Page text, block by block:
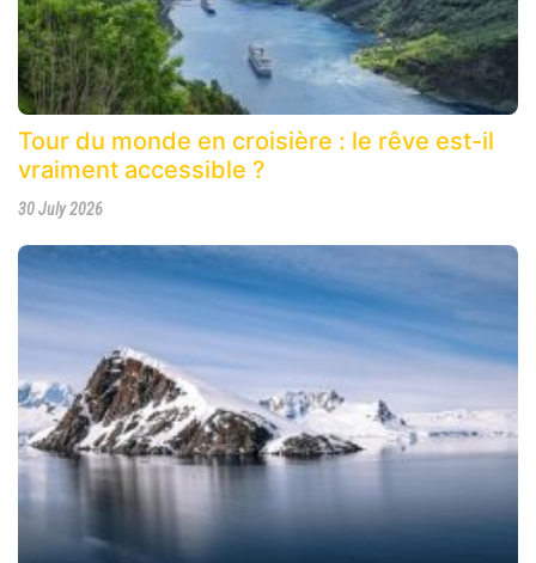
Tour du monde en croisière : le rêve est-il
vraiment accessible ?
30 July 2026